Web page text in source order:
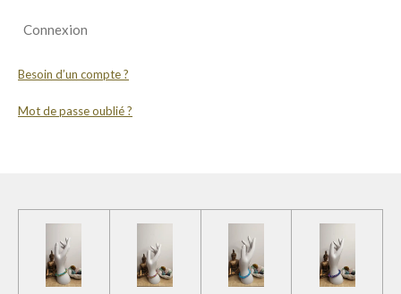
Connexion
Besoin d’un compte ?
Mot de passe oublié ?